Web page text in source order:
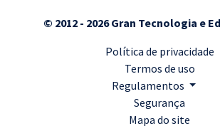
© 2012 - 2026 Gran Tecnologia e
Política de privacidade
Termos de uso
Regulamentos
Segurança
Mapa do site